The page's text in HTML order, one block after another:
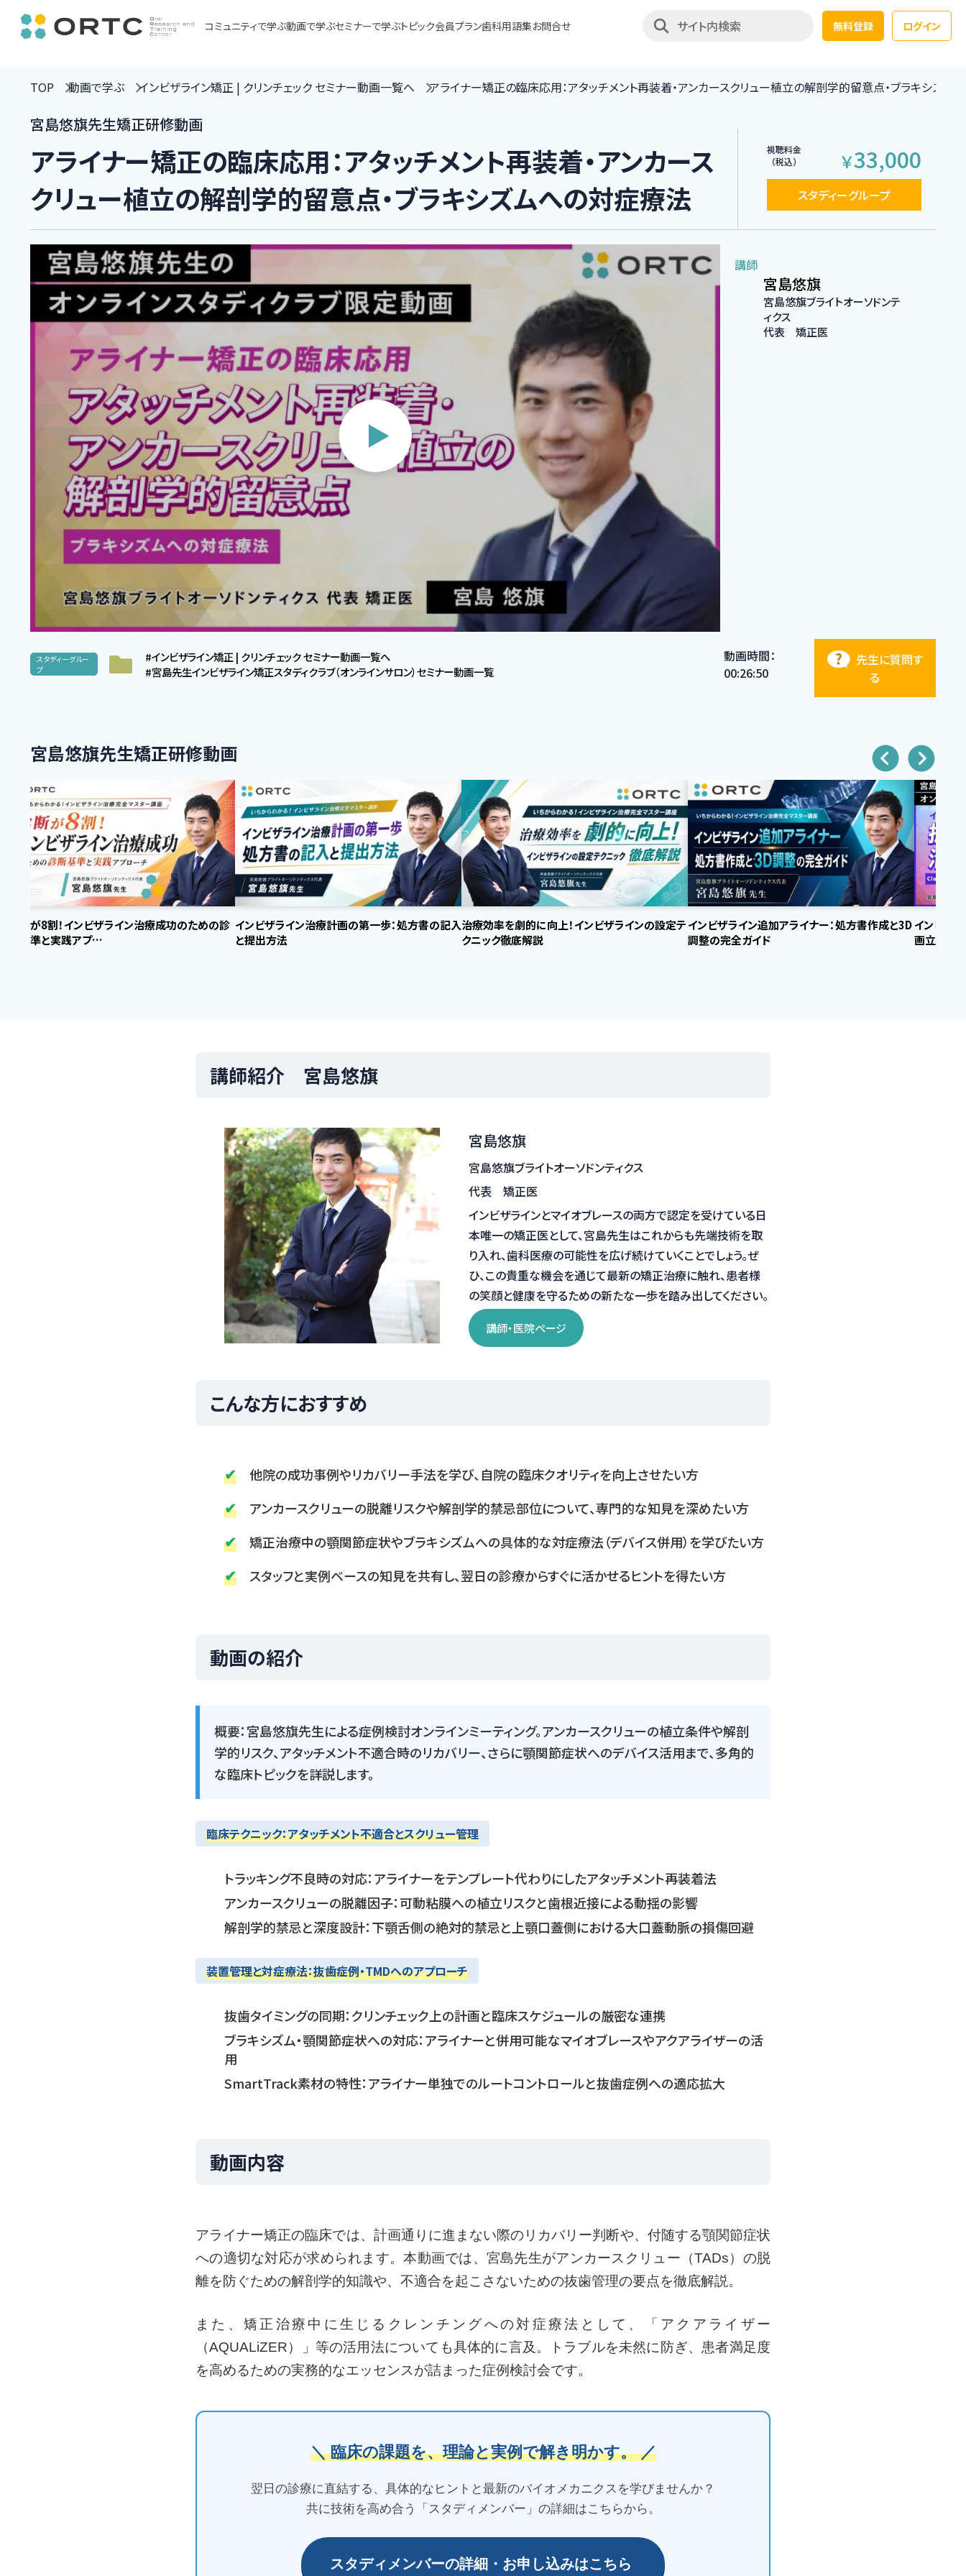
コミュニティで学ぶ動画で学ぶセミナーで学ぶトピック会員プラン歯科用語集お問合せ 無料登録 ログイン
TOP 動画で学ぶ インビザライン矯正 | クリンチェック セミナー動画一覧へ アライナー矯正の臨床応用：アタッチメント再装着・アンカースクリュー植立の解剖学的留意点・ブラキシズム
宮島悠旗先生矯正研修動画
アライナー矯正の臨床応用：アタッチメント再装着・アンカース
クリュー植立の解剖学的留意点・ブラキシズムへの対症療法
視聴料金
（税込）
￥33,000
スタディーグループ
講師
宮島悠旗
宮島悠旗ブライトオーソドンテ
ィクス
代表 矯正医
スタディーグルー
プ
#インビザライン矯正 | クリンチェック セミナー動画一覧へ
#宮島先生インビザライン矯正スタディクラブ（オンラインサロン）セミナー動画一覧
動画時間：
00:26:50
先生に質問す
る
宮島悠旗先生矯正研修動画
診断が8割！インビザライン治療成功のための診
断基準と実践アプ…
インビザライン治療計画の第一歩：処方書の記入
と提出方法
治療効率を劇的に向上！インビザラインの設定テ
クニック徹底解説
インビザライン追加アライナー：処方書作成と3D
調整の完全ガイド
インビザ
画立案：
講師紹介 宮島悠旗
宮島悠旗
宮島悠旗ブライトオーソドンティクス
代表 矯正医
インビザラインとマイオブレースの両方で認定を受けている日
本唯一の矯正医として、宮島先生はこれからも先端技術を取
り入れ、歯科医療の可能性を広げ続けていくことでしょう。ぜ
ひ、この貴重な機会を通じて最新の矯正治療に触れ、患者様
の笑顔と健康を守るための新たな一歩を踏み出してください。
講師・医院ページ
こんな方におすすめ
✔ 他院の成功事例やリカバリー手法を学び、自院の臨床クオリティを向上させたい方
✔ アンカースクリューの脱離リスクや解剖学的禁忌部位について、専門的な知見を深めたい方
✔ 矯正治療中の顎関節症状やブラキシズムへの具体的な対症療法（デバイス併用）を学びたい方
✔ スタッフと実例ベースの知見を共有し、翌日の診療からすぐに活かせるヒントを得たい方
動画の紹介
概要：宮島悠旗先生による症例検討オンラインミーティング。アンカースクリューの植立条件や解剖
学的リスク、アタッチメント不適合時のリカバリー、さらに顎関節症状へのデバイス活用まで、多角的
な臨床トピックを詳説します。
臨床テクニック：アタッチメント不適合とスクリュー管理
トラッキング不良時の対応：アライナーをテンプレート代わりにしたアタッチメント再装着法
アンカースクリューの脱離因子：可動粘膜への植立リスクと歯根近接による動揺の影響
解剖学的禁忌と深度設計：下顎舌側の絶対的禁忌と上顎口蓋側における大口蓋動脈の損傷回避
装置管理と対症療法：抜歯症例・TMDへのアプローチ
抜歯タイミングの同期：クリンチェック上の計画と臨床スケジュールの厳密な連携
ブラキシズム・顎関節症状への対応：アライナーと併用可能なマイオブレースやアクアライザーの活
用
SmartTrack素材の特性：アライナー単独でのルートコントロールと抜歯症例への適応拡大
動画内容
アライナー矯正の臨床では、計画通りに進まない際のリカバリー判断や、付随する顎関節症状
への適切な対応が求められます。本動画では、宮島先生がアンカースクリュー（TADs）の脱
離を防ぐための解剖学的知識や、不適合を起こさないための抜歯管理の要点を徹底解説。
また、矯正治療中に生じるクレンチングへの対症療法として、「アクアライザー
（AQUALiZER）」等の活用法についても具体的に言及。トラブルを未然に防ぎ、患者満足度
を高めるための実務的なエッセンスが詰まった症例検討会です。
＼ 臨床の課題を、理論と実例で解き明かす。 ／
翌日の診療に直結する、具体的なヒントと最新のバイオメカニクスを学びませんか？
共に技術を高め合う「スタディメンバー」の詳細はこちらから。
スタディメンバーの詳細・お申し込みはこちら